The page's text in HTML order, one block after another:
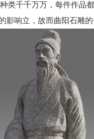
类千千万万，每件作品
影响立，故而曲阳石雕